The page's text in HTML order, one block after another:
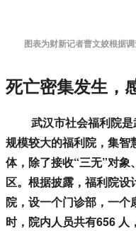
图表为财新记者曹文姣根据
死亡密集发生，
武汉市社会福利院是
规模较大的福利院，集智
体，除了接收“三无”对
区。根据披露，福利院
院，设一个门诊部，一个
时，院内人员共有656 人